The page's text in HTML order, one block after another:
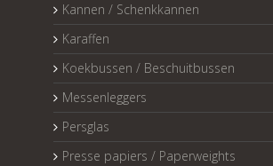
Kannen / Schenkkannen
Karaffen
Koekbussen / Beschuitbussen
Messenleggers
Persglas
Presse papiers / Paperweights